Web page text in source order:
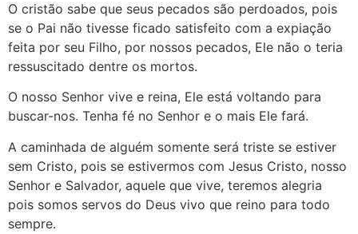
O cristão sabe que seus pecados são perdoados, pois
se o Pai não tivesse ficado satisfeito com a expiação
feita por seu Filho, por nossos pecados, Ele não o teria
ressuscitado dentre os mortos.
O nosso Senhor vive e reina, Ele está voltando para
buscar-nos. Tenha fé no Senhor e o mais Ele fará.
A caminhada de alguém somente será triste se estiver
sem Cristo, pois se estivermos com Jesus Cristo, nosso
Senhor e Salvador, aquele que vive, teremos alegria
pois somos servos do Deus vivo que reino para todo
sempre.